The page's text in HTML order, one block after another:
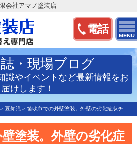
電話
MENU
会社アマノ塗装店
・現場ブログ
識やイベントなど最新情報をお
届けします！
> 豆知識 > 笛吹市での外壁塗装。外壁の劣化症状チェック！
塗装。外壁の劣化症